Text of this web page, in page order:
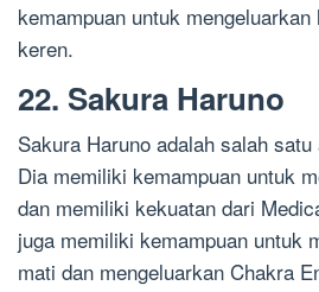
kemampuan untuk
keren.
22. Sakura Haruno
Sakura Haruno adalah salah
Dia memiliki kemampuan untuk
dan memiliki kekuatan dari
juga memiliki kemampuan untuk
mati dan mengeluarkan Chakra